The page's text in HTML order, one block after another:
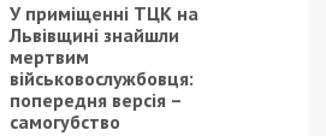
У приміщенні ТЦК на
Львівщині знайшли
мертвим
військовослужбовця:
попередня версія –
самогубство